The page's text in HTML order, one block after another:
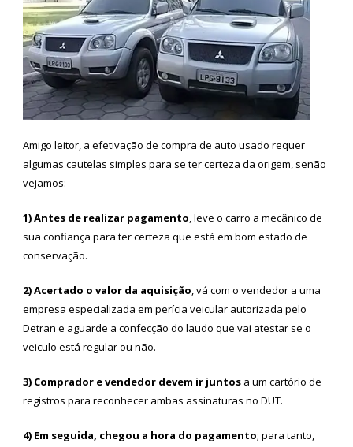
Amigo leitor, a efetivação de compra de auto usado requer
algumas cautelas simples para se ter certeza da origem, senão
vejamos:
1)Antes de realizar pagamento , leve o carro a mecânico de
sua confiança para ter certeza que está em bom estado de
conservação.
2)Acertado o valor da aquisição , vá com o vendedor a uma
empresa especializada em perícia veicular autorizada pelo
Detran e aguarde a confecção do laudo que vai atestar se o
veiculo está regular ou não.
3) Comprador e vendedor devem ir juntos a um cartório de
registros para reconhecer ambas assinaturas no DUT.
4) Em seguida, chegou a hora do pagamento; para tanto,